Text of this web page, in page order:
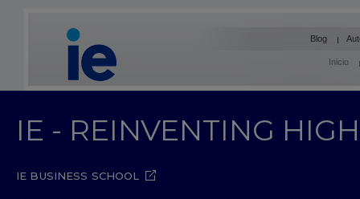
Blog
Inicio
IE - REINVENTING
IE BUSINESS SCHOOL